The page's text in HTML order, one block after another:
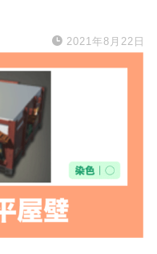
2021年8月22日